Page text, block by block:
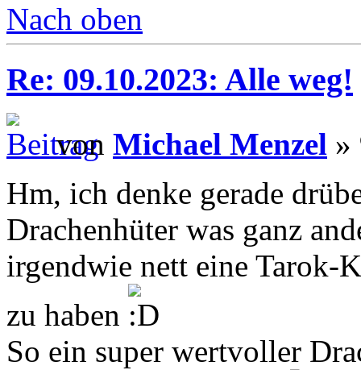
Nach oben
Re: 09.10.2023: Alle weg!
von Michael Menzel »
Hm, ich denke gerade
Drachenhüter was ganz
irgendwie nett eine Tarok-
zu haben
So ein super wertvoller